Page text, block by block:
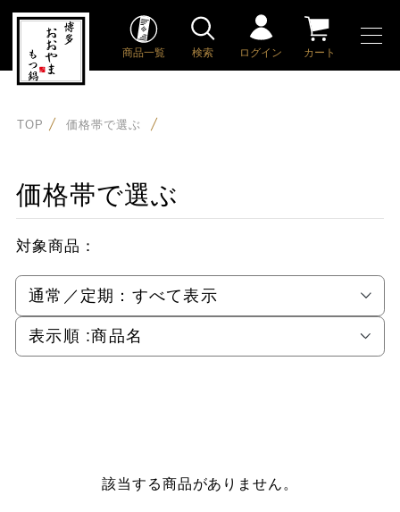
商品一覧 検索 ログイン カート
TOP 価格帯で選ぶ
価格帯で選ぶ
対象商品：
通常／定期： すべて表示
表示順 :商品名
該当する商品がありません。